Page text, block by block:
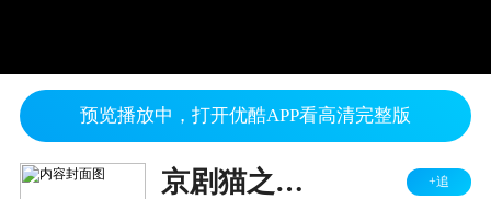
预览播放中，打开优酷APP看高清完整版
京剧猫之乘风破浪 +追